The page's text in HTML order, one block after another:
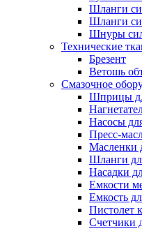
Шланги
Шланги
Шнуры
Технические
Брезент
Ветошь
Смазочное
Шприцы
Насосы
Пресс-
Масленки
Шланги
Насадки
Емкости
Емкость
Пистолет
Счетчики